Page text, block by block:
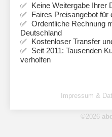
Keine Weitergabe Ihrer
Faires Preisangebot für
Ordentliche Rechnung
Deutschland
Kostenloser Transfer
Seit 2011: Tausenden
verholfen
Impressum &
©2026